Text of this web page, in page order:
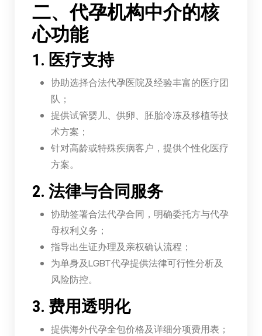
二、代孕机构中介的核
心功能
1. 医疗支持
协助选择合法代孕医院及经验丰富的医疗团
队；
提供试管婴儿、供卵、胚胎冷冻及移植等技
术方案；
针对高龄或特殊疾病客户，提供个性化医疗
方案。
2. 法律与合同服务
协助签署合法代孕合同，明确委托方与代孕
母权利义务；
指导出生证办理及亲权确认流程；
为单身及LGBT代孕提供法律可行性分析及
风险防控。
3. 费用透明化
提供海外代孕全包价格及详细分项费用表；